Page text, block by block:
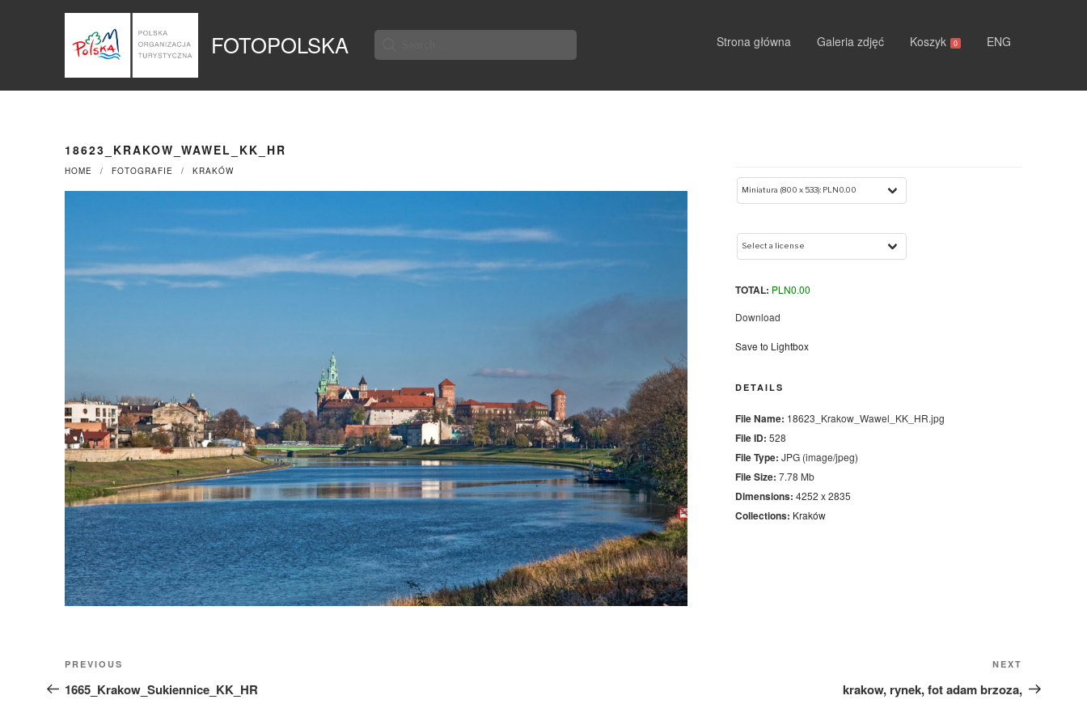
FOTOPOLSKA
Search
for:
Strona główna Galeria zdjęć Koszyk 0 ENG
18623_KRAKOW_WAWEL_KK_HR
HOME FOTOGRAFIE KRAKÓW
TOTAL: PLN0.00
Download
Save to Lightbox
DETAILS
File Name: 18623_Krakow_Wawel_KK_HR.jpg
File ID: 528
File Type: JPG (image/jpeg)
File Size: 7.78 Mb
Dimensions: 4252 x 2835
Collections: Kraków
Nawigacja
wpisu
Previous
Post
PREVIOUS
1665_Krakow_Sukiennice_KK_HR
Post
NEXT
krakow, rynek, fot adam brzoza,
Panel zarządzania plikami cookies